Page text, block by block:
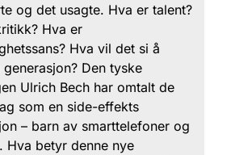
og det usagte. Hva er talent?
Hva er
Hva vil det si å
Den tyske
Ulrich Bech har omtalt de
som en side-effekts
– barn av smarttelefoner og
Hva betyr denne nye